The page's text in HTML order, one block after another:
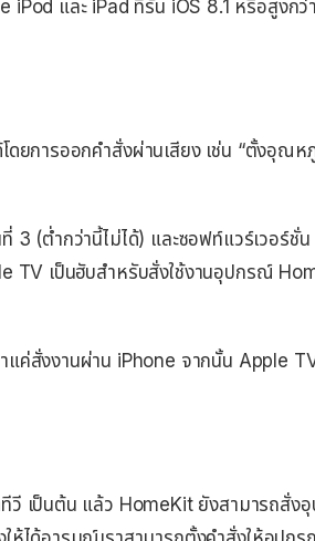
และ iPad ที่รัน iOS 8.1 หรือสูงกว่
ยการออกคำสั่งผ่านเสียง เช่น “ตั้งอุณห
(ต่ำกว่านี้ไม่ได้) และซอฟท์แวร์เวอร์ชั่น
TV เป็นฮับสำหรับสั่งใช้งานอุปกรณ์
แค่สั่งงานผ่าน iPhone จากนั้น Apple
วี เป็นต้น แล้ว HomeKit ยังสามารถสั่ง